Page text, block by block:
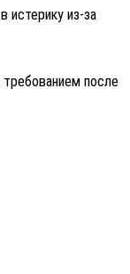
истерику из-за
после